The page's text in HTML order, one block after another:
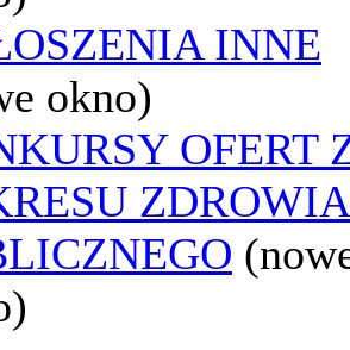
INNE
okno)
OFERT
ZDROWIA